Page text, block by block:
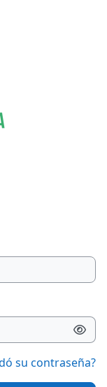
su contraseña?